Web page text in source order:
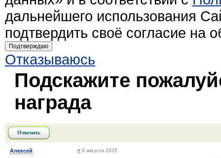
дальнейшего использования
подтвердить своё согласие на
Подтверждаю
Отказываюсь
Подскажите
награда
Ответить
Алексей # 9 августа 2025